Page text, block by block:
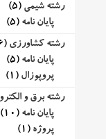
رشته شیمی (5)
پایان نامه (5)
رشته کشاورزی (6)
پایان نامه (5)
پروپوزال (1)
رشته برق و
پایان نامه (10)
پروژه (1)